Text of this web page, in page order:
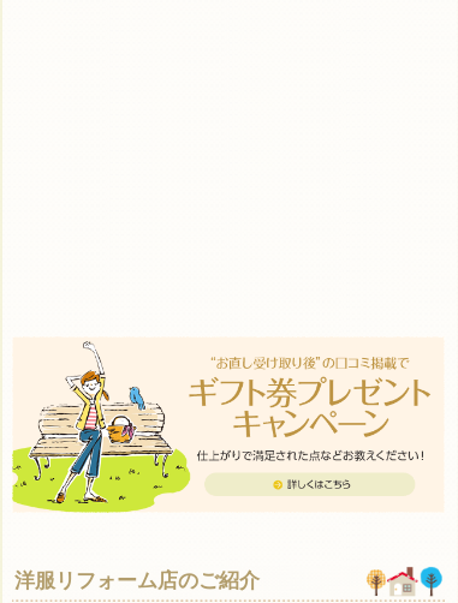
洋服リフォーム店のご紹介